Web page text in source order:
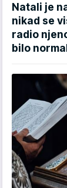
Natali je
nikad se
radio
bilo